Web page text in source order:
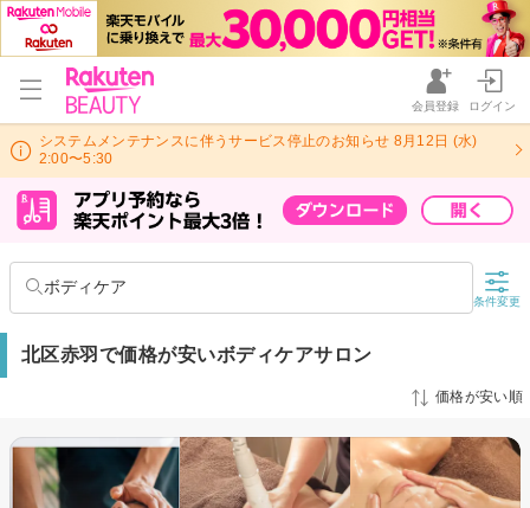
会員登録 ログイン
システムメンテナンスに伴うサービス停止のお知らせ 8月12日 (水)
2:00〜5:30
ボディケア
条件変更
北区赤羽で価格が安いボディケアサロン
価格が安い順